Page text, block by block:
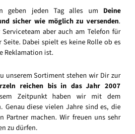
geben jeden Tag alles um Deine
sicher wie möglich zu versenden.
aber auch am Telefon für
Dabei spielt es keine Rolle ob es
Reklamation ist.
unserem Sortiment stehen wir Dir zur
reichen bis in das Jahr 2007
Zeitpunkt haben wir mit dem
Genau diese vielen Jahre sind es, die
Partner machen. Wir freuen uns sehr
zu dürfen.